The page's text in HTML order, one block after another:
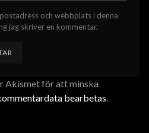
och webbplats i denna
jag skriver en kommentar.
Akismet för att minska
bearbetas